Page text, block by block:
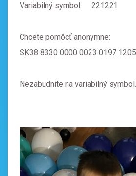
Variabilný symbol: 221221
Chcete pomôcť anonymne:
SK38 8330 0000 0023 0197 1205